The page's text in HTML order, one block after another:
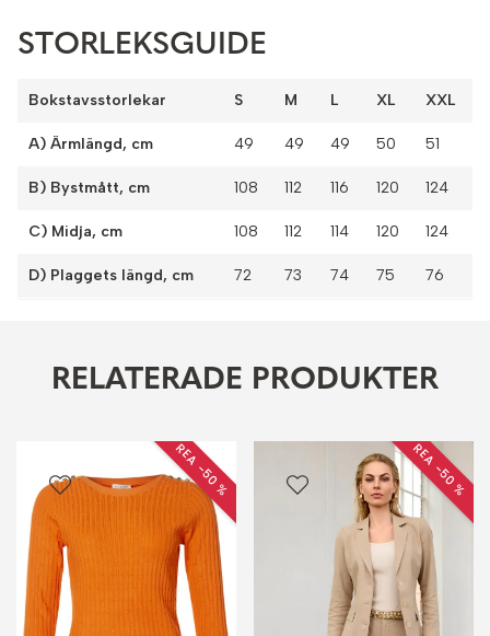
STORLEKSGUIDE
Bokstavsstorlekar S M L XL XXL
A) Ärmlängd, cm 49 49 49 50 51
B) Bystmått, cm 108 112 116 120 124
C) Midja, cm 108 112 114 120 124
D) Plaggets längd, cm 72 73 74 75 76
RELATERADE PRODUKTER
REA −50 % REA −50 %